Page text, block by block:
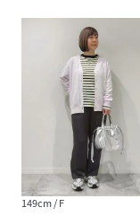
クリーニング
149cm / F